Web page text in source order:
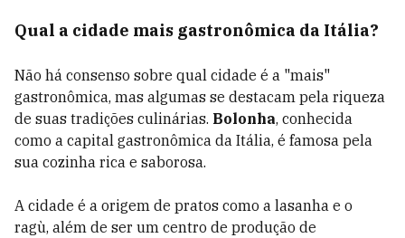
Qual a cidade mais gastronômica da Itália?
Não há consenso sobre qual cidade é a "mais"
gastronômica, mas algumas se destacam pela riqueza
de suas tradições culinárias. Bolonha, conhecida
como a capital gastronômica da Itália, é famosa pela
sua cozinha rica e saborosa.
A cidade é a origem de pratos como a lasanha e o
ragù, além de ser um centro de produção de